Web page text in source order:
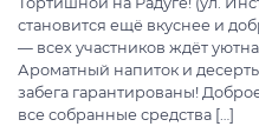
становится ещё вкуснее и
— всех участников ждёт
Ароматный напиток и
забега гарантированы!
все собранные средства […]